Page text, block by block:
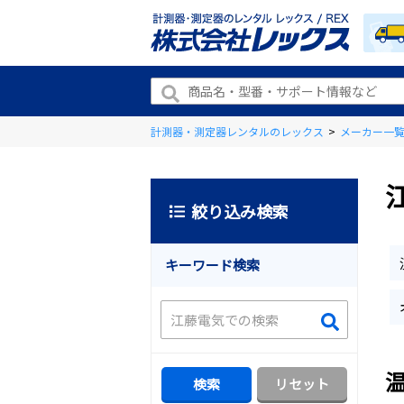
計測器・測定器レンタルのレックス > メーカー一覧
絞り込み検索
キーワード検索